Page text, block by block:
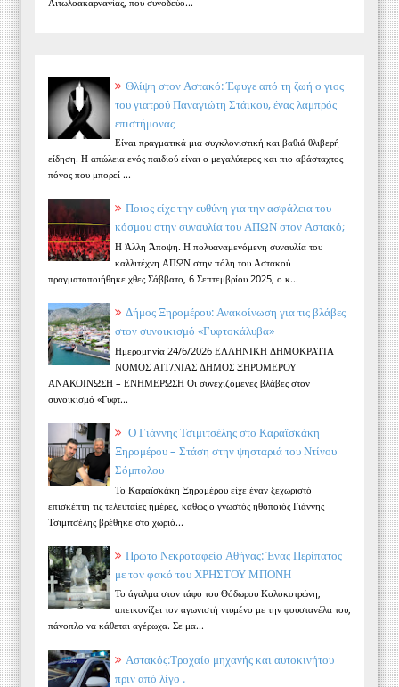
Θλίψη στον Αστακό: Έφυγε από τη ζωή ο γιος
του γιατρού Παναγιώτη Στάικου, ένας λαμπρός
επιστήμονας
Είναι πραγματικά μια συγκλονιστική και βαθιά θλιβερή
είδηση. Η απώλεια ενός παιδιού είναι ο μεγαλύτερος και πιο αβάσταχτος
πόνος που μπορεί ...
Ποιος είχε την ευθύνη για την ασφάλεια του
κόσμου στην συναυλία του ΑΠΩΝ στον Αστακό;
Η Άλλη Άποψη. Η πολυαναμενόμενη συναυλία του
καλλιτέχνη ΑΠΩΝ στην πόλη του Αστακού
πραγματοποιήθηκε χθες Σάββατο, 6 Σεπτεμβρίου 2025, ο κ...
Δήμος Ξηρομέρου: Ανακοίνωση για τις βλάβες
στον συνοικισμό «Γυφτοκάλυβα»
Ημερομηνία 24/6/2026 ΕΛΛΗΝΙΚΗ ΔΗΜΟΚΡΑΤΙΑ
ΝΟΜΟΣ ΑΙΤ/ΝΙΑΣ ΔΗΜΟΣ ΞΗΡΟΜΕΡΟΥ
ΑΝΑΚΟΙΝΩΣΗ – ΕΝΗΜΕΡΩΣΗ Οι συνεχιζόμενες βλάβες στον
συνοικισμό «Γυφτ...
Ο Γιάννης Τσιμιτσέλης στο Καραϊσκάκη
Ξηρομέρου – Στάση στην ψησταριά του Ντίνου
Σόμπολου
Το Καραϊσκάκη Ξηρομέρου είχε έναν ξεχωριστό
επισκέπτη τις τελευταίες ημέρες, καθώς ο γνωστός ηθοποιός Γιάννης
Τσιμιτσέλης βρέθηκε στο χωριό...
Πρώτο Νεκροταφείο Αθήνας: Ένας Περίπατος
με τον φακό του ΧΡΗΣΤΟΥ ΜΠΟΝΗ
Το άγαλμα στον τάφο του Θόδωρου Κολοκοτρώνη,
απεικονίζει τον αγωνιστή ντυμένο με την φουστανέλα του,
πάνοπλο να κάθεται αγέρωχα. Σε μα...
Αστακός:Τροχαίο μηχανής και αυτοκινήτου
πριν από λίγο .